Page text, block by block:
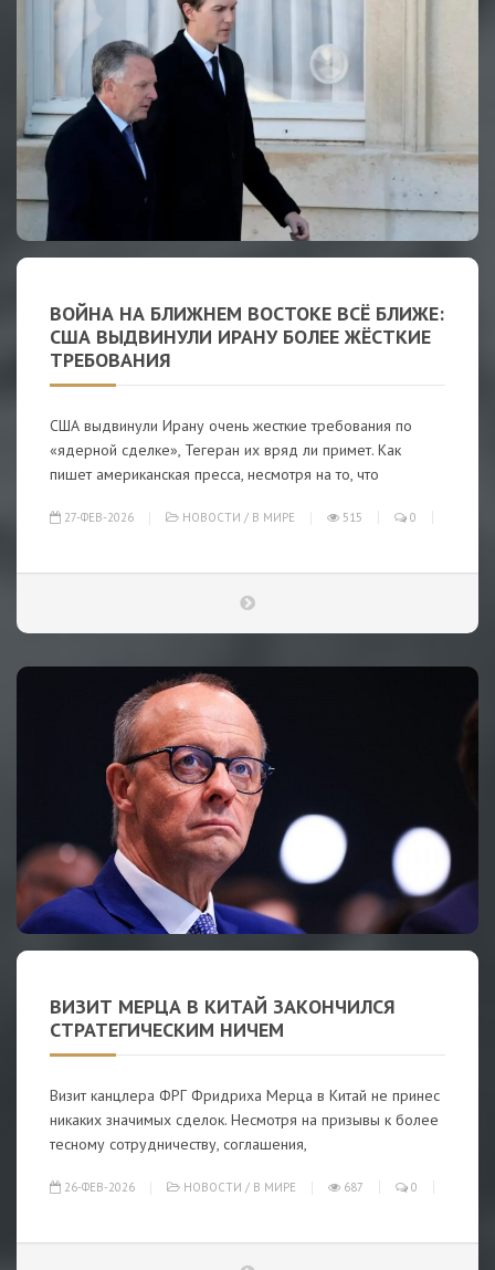
ВОЙНА НА БЛИЖНЕМ ВОСТОКЕ ВСЁ БЛИЖЕ:
США ВЫДВИНУЛИ ИРАНУ БОЛЕЕ ЖЁСТКИЕ
ТРЕБОВАНИЯ
США выдвинули Ирану очень жесткие требования по
«ядерной сделке», Тегеран их вряд ли примет. Как
пишет американская пресса, несмотря на то, что
27-ФЕВ-2026 НОВОСТИ / В МИРЕ 515 0
ВИЗИТ МЕРЦА В КИТАЙ ЗАКОНЧИЛСЯ
СТРАТЕГИЧЕСКИМ НИЧЕМ
Визит канцлера ФРГ Фридриха Мерца в Китай не принес
никаких значимых сделок. Несмотря на призывы к более
тесному сотрудничеству, соглашения,
26-ФЕВ-2026 НОВОСТИ / В МИРЕ 687 0